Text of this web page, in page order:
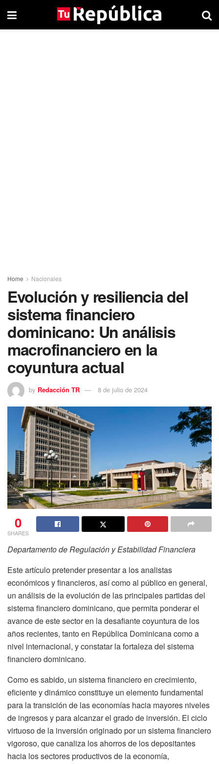
Home Nacionales
Evolución y resiliencia del
sistema financiero
dominicano: Un análisis
macrofinanciero en la
coyuntura actual
by Redacción TR 8 de julio de 2024
0
SHARES
Departamento de Regulación y Estabilidad Financiera
Este artículo pretender presentar a los analistas
económicos y financieros, así como al público en general,
un análisis de la evolución de las principales partidas del
sistema financiero dominicano, que permita ponderar el
avance de este sector en la desafiante coyuntura de los
años recientes, tanto en República Dominicana como a
nivel internacional, y constatar la fortaleza del sistema
financiero dominicano.
Como es sabido, un sistema financiero en crecimiento,
eficiente y dinámico constituye un elemento fundamental
para la transición de las economías hacia mayores niveles
de ingresos y para alcanzar el grado de inversión. El ciclo
virtuoso de la inversión originado por un sistema financiero
vigoroso, que canaliza los ahorros de los depositantes
hacia los sectores productivos de la economía,